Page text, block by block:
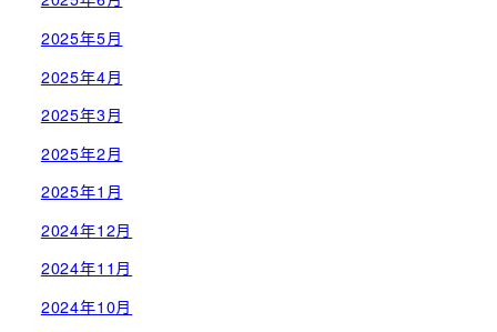
2025年5月
2025年4月
2025年3月
2025年2月
2025年1月
2024年12月
2024年11月
2024年10月